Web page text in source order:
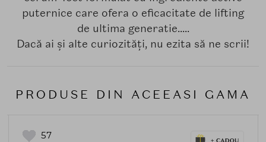
puternice care ofera o eficacitate de lifting
de ultima generatie.....
Dacă ai și alte curiozități, nu ezita să ne scrii!
PRODUSE DIN ACEEASI GAMA
57